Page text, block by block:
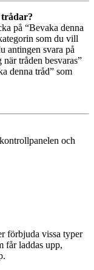
på “Bevaka denna
som du vill
antingen svara på
tråden besvaras”
denna tråd” som
och
förbjuda vissa typer
får laddas upp,